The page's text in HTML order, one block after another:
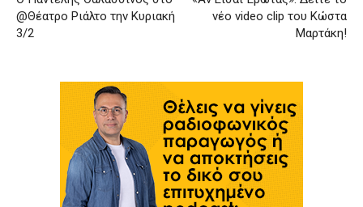
@Θέατρο Ριάλτο την Κυριακή
3/2
νέο video clip του Κώστα
Μαρτάκη!